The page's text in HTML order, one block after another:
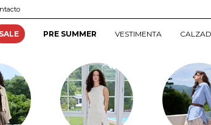
SALE PRE SUMMER VESTIMENTA